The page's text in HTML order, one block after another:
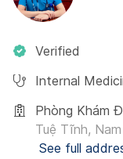
Verified
Internal
Phòng Khám
Tuệ Tĩnh,
See full